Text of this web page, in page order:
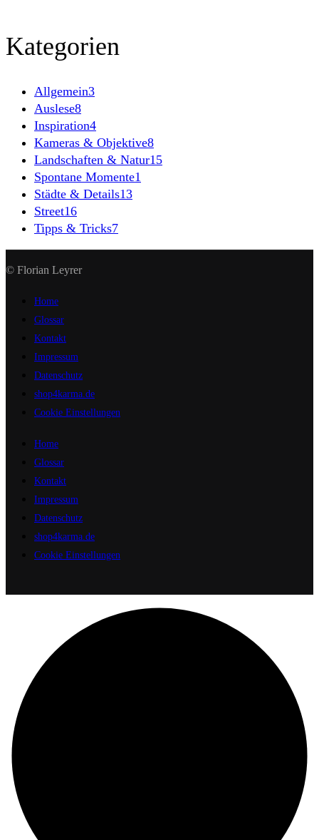
Kategorien
Allgemein3
Auslese8
Inspiration4
Kameras & Objektive8
Landschaften & Natur15
Spontane Momente1
Städte & Details13
Street16
Tipps & Tricks7
© Florian Leyrer
Home
Glossar
Kontakt
Impressum
Datenschutz
shop4karma.de
Cookie Einstellungen
Home
Glossar
Kontakt
Impressum
Datenschutz
shop4karma.de
Cookie Einstellungen